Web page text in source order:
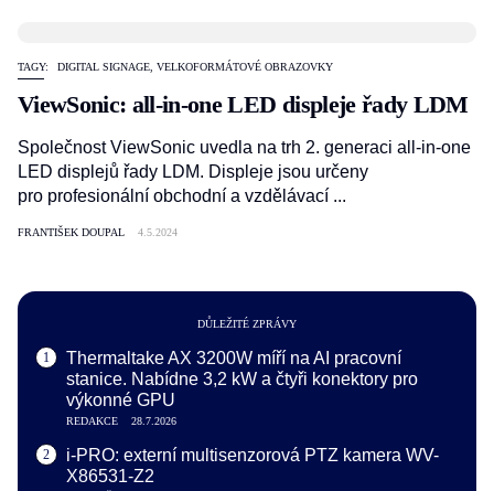
TAGY: DIGITAL SIGNAGE VELKOFORMÁTOVÉ OBRAZOVKY
ViewSonic: all-in-one LED displeje řady LDM
Společnost ViewSonic uvedla na trh 2. generaci all-in-one
LED displejů řady LDM. Displeje jsou určeny
pro profesionální obchodní a vzdělávací ...
FRANTIŠEK DOUPAL 4.5.2024
DŮLEŽITÉ ZPRÁVY
1
Thermaltake AX 3200W míří na AI pracovní
stanice. Nabídne 3,2 kW a čtyři konektory pro
výkonné GPU
REDAKCE 28.7.2026
2
i-PRO: externí multisenzorová PTZ kamera WV-
X86531-Z2